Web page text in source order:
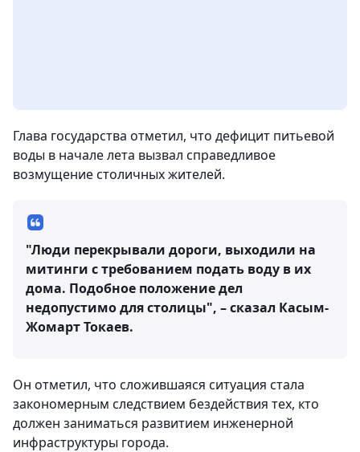
Глава государства отметил, что дефицит питьевой
воды в начале лета вызвал справедливое
возмущение столичных жителей.
"Люди перекрывали дороги, выходили на
митинги с требованием подать воду в их
дома. Подобное положение дел
недопустимо для столицы", – сказал Касым-
Жомарт Токаев.
Он отметил, что сложившаяся ситуация стала
закономерным следствием бездействия тех, кто
должен заниматься развитием инженерной
инфраструктуры города.